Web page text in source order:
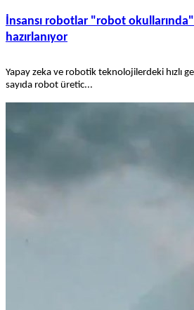
İnsansı robotlar "robot
hazırlanıyor
Yapay zeka ve robotik teknolojilerdeki hızlı
sayıda robot üretic...